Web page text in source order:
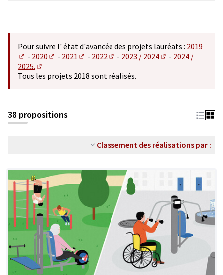
Pour suivre l' état d'avancée des projets lauréats : 2019
(S'ouvre dans un nouvel onglet)
- 2020
(S'ouvre dans un nouvel onglet)
- 2021
(S'ouvre dans un nouvel onglet)
- 2022
(S'ouvre dans un nouvel onglet)
- 2023 / 2024
(S'ouvre dans un
- 2024 /
2025.
(S'ouvre dans un nouvel onglet)
Tous les projets 2018 sont réalisés.
38 propositions
Classement des réalisations par :